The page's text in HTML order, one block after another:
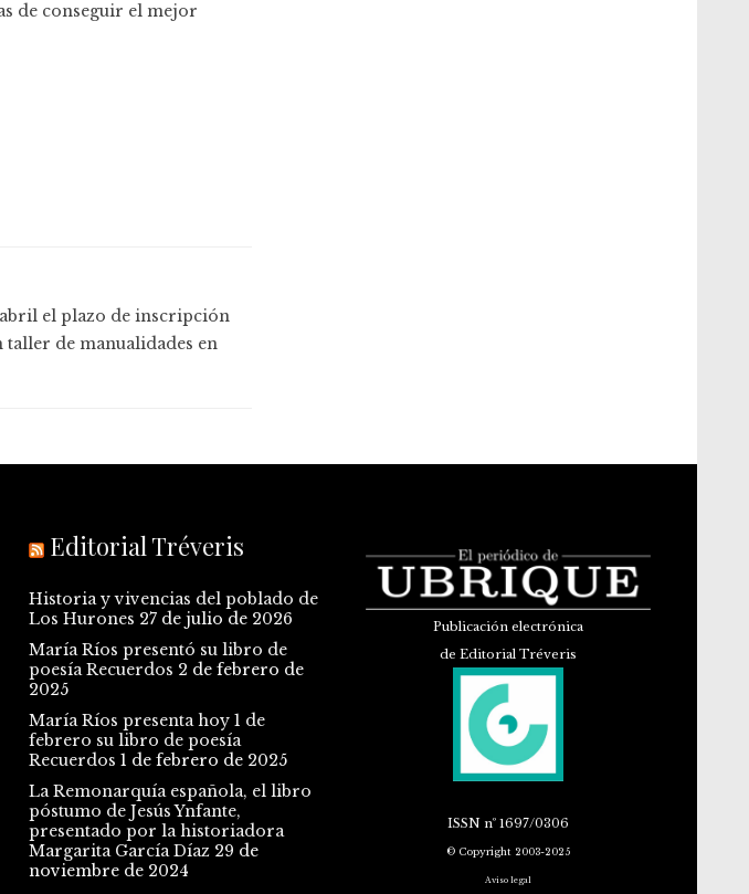
de conseguir el mejor
el plazo de inscripción
de manualidades en
Editorial Tréveris
Historia y vivencias del poblado de
Los Hurones 27 de julio de 2026
María Ríos presentó su libro de
poesía Recuerdos 2 de febrero de
2025
María Ríos presenta hoy 1 de
febrero su libro de poesía
Recuerdos 1 de febrero de 2025
La Remonarquía española, el libro
póstumo de Jesús Ynfante,
presentado por la historiadora
Margarita García Díaz 29 de
noviembre de 2024
Publicación electrónica
de Editorial Tréveris
ISSNnº 1697/0306
© Copyright 2003-2025
Aviso legal